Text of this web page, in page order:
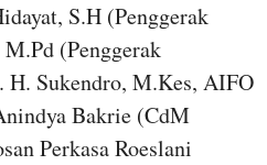
S.H (Penggerak
(Penggerak
H. Sukendro, M.Kes, AIFO
Bakrie (CdM
Perkasa Roeslani